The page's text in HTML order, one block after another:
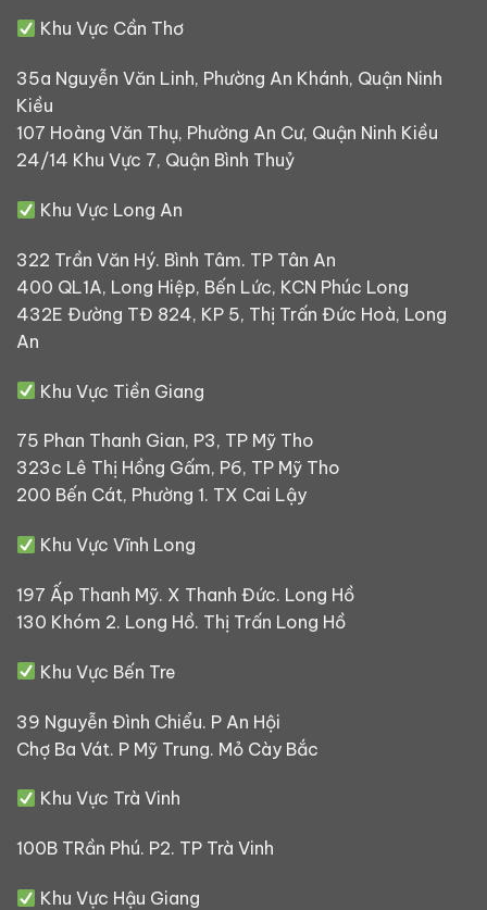
Khu Vực Cần Thơ
35a Nguyễn Văn Linh, Phường An Khánh, Quận Ninh
Kiều
107 Hoàng Văn Thụ, Phường An Cư, Quận Ninh Kiều
24/14 Khu Vực 7, Quận Bình Thuỷ
Khu Vực Long An
322 Trần Văn Hý. Bình Tâm. TP Tân An
400 QL1A, Long Hiệp, Bến Lức, KCN Phúc Long
432E Đường TĐ 824, KP 5, Thị Trấn Đức Hoà, Long
An
Khu Vực Tiền Giang
75 Phan Thanh Gian, P3, TP Mỹ Tho
323c Lê Thị Hồng Gấm, P6, TP Mỹ Tho
200 Bến Cát, Phường 1. TX Cai Lậy
Khu Vực Vĩnh Long
197 Ấp Thanh Mỹ. X Thanh Đức. Long Hồ
130 Khóm 2. Long Hồ. Thị Trấn Long Hồ
Khu Vực Bến Tre
39 Nguyễn Đình Chiểu. P An Hội
Chợ Ba Vát. P Mỹ Trung. Mỏ Cày Bắc
Khu Vực Trà Vinh
100B TRần Phú. P2. TP Trà Vinh
Khu Vực Hậu Giang